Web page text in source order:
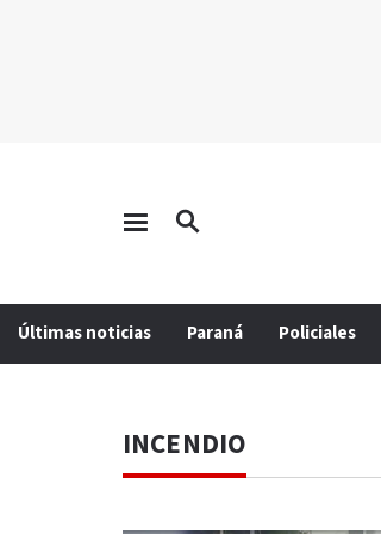
Últimas noticias Paraná Policiales
INCENDIO